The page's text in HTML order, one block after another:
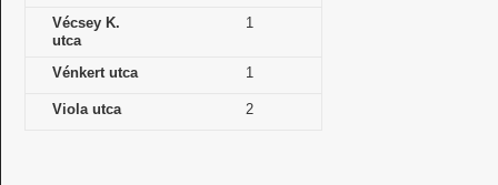
Vécsey K.
utca
1
Vénkert utca 1
Viola utca 2